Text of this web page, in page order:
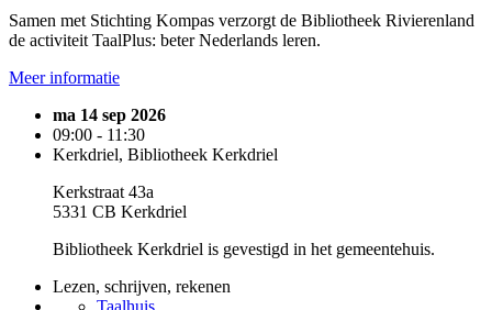
Samen met Stichting Kompas verzorgt de Bibliotheek Rivierenland
de activiteit TaalPlus: beter Nederlands leren.
Meer informatie
ma 14 sep 2026
09:00 - 11:30
Kerkdriel, Bibliotheek Kerkdriel
Kerkstraat 43a
5331 CB Kerkdriel
Bibliotheek Kerkdriel is gevestigd in het gemeentehuis.
Lezen, schrijven, rekenen
Taalhuis